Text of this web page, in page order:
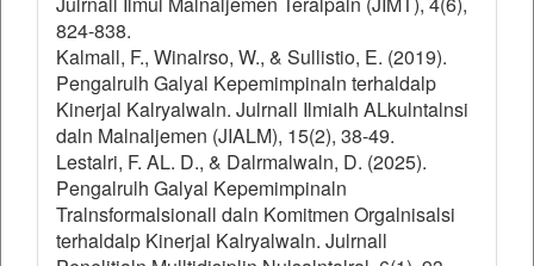
824-838.
Kalmall, F., Winalrso, W., & Sullistio, E. (2019).
Pengalrulh Galyal Kepemimpinaln terhaldalp
Kinerjal Kalryalwaln. Julrnall Ilmialh ALkulntalnsi
daln Malnaljemen (JIALM), 15(2), 38-49.
Lestalri, F. AL. D., & Dalrmalwaln, D. (2025).
Pengalrulh Galyal Kepemimpinaln
Tralnsformalsionall daln Komitmen Orgalnisalsi
terhaldalp Kinerjal Kalryalwaln. Julrnall